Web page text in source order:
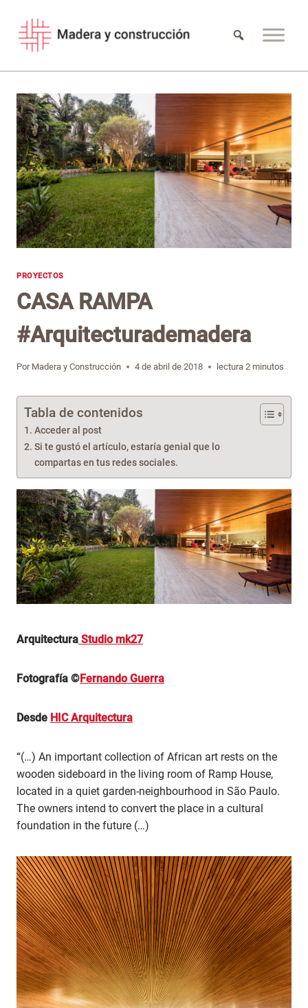
contenido
PROYECTOS
CASA RAMPA
#Arquitecturademadera
Por Madera y Construcción 4 de abril de 2018 lectura 2 minutos
Tabla de contenidos
Acceder al post
Si te gustó el artículo, estaría genial que lo
compartas en tus redes sociales.
Arquitectura Studio mk27
Fotografía ©Fernando Guerra
Desde HIC Arquitectura
“(…) An important collection of African art rests on the
wooden sideboard in the living room of Ramp House,
located in a quiet garden-neighbourhood in São Paulo.
The owners intend to convert the place in a cultural
foundation in the future (…)